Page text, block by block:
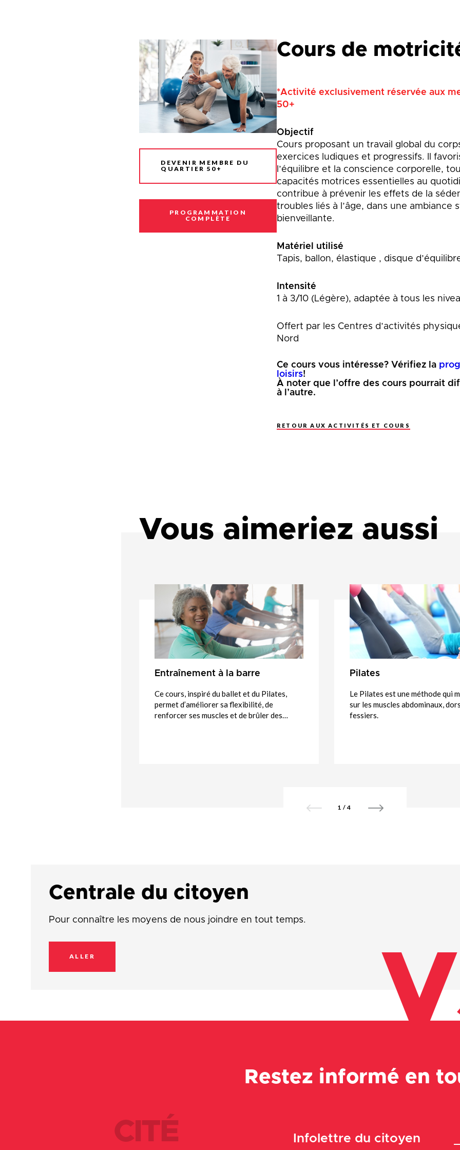
Rendez-vous gourmand
Répertoire des organismes
reconnus
Services aux organismes
rénovation et de démolition
(CRD)
DEVENIR MEMBRE DU
QUARTIER 50+
PROGRAMMATION
COMPLÈTE
Cours de
*Activité exclusivement réservée aux
50+
Objectif
Cours proposant un travail global du
exercices ludiques et progressifs. Il
l’équilibre et la conscience corporelle,
capacités motrices essentielles au
contribue à prévenir les effets de la
troubles liés à l’âge, dans une ambiance
bienveillante.
Matériel utilisé
Tapis, ballon, élastique , disque
Intensité
1 à 3/10 (Légère), adaptée à tous les
Offert par les Centres d’activités
Nord
Ce cours vous intéresse? Vérifiez la
loisirs!
À noter que l’offre des cours pourrait
à l’autre.
RETOUR AUX ACTIVITÉS ET COURS
Vous aimeriez aussi
Entraînement à la barre
Ce cours, inspiré du ballet et du Pilates,
permet d’améliorer sa flexibilité, de
renforcer ses muscles et de brûler des…
Pilates
Le Pilates est une méthode qui
sur les muscles abdominaux,
fessiers.
1 /4
Centrale du citoyen
Pour connaître les moyens de nous joindre en tout temps.
ALLER
CITÉ
Restez informé en
Infolettre du citoyen